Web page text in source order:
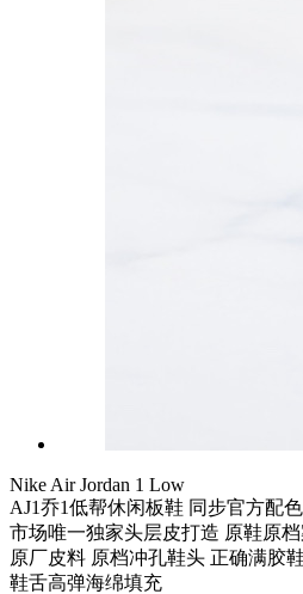
Nike Air Jordan 1 Low
AJ1乔1低帮休闲板鞋 同步官方配色
市场唯一独家头层皮打造 原鞋原
原厂皮料 原档冲孔鞋头 正确满胶
鞋舌高弹海绵填充